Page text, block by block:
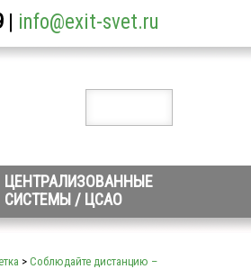
info@exit-svet.ru
ЦЕНТРАЛИЗОВАННЫЕ
СИСТЕМЫ / ЦСАО
> Соблюдайте дистанцию –